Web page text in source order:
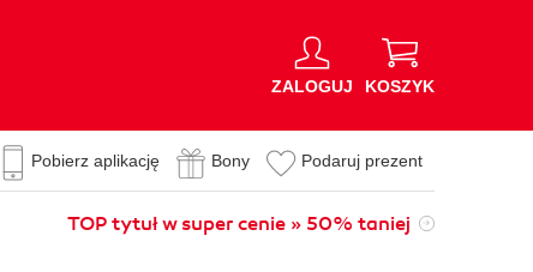
ZALOGUJ KOSZYK
Pobierz aplikację Bony Podaruj prezent
TOP tytuł w super cenie » 50% taniej